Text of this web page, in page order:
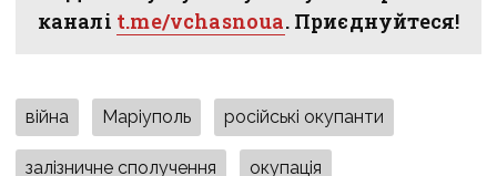
каналі t.me/vchasnoua. Приєднуйтеся!
війна Маріуполь російські окупанти
залізничне сполучення окупація